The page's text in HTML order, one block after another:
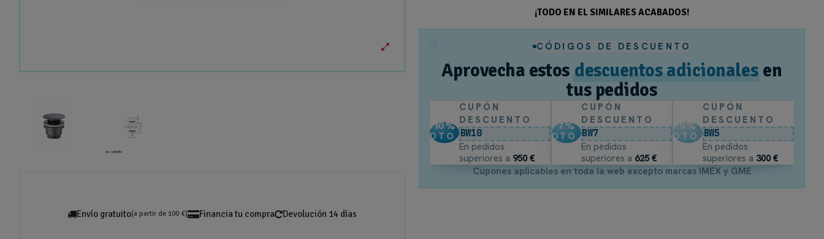
Envío gratuito(a partir de 100 €) Financia tu compra Devolución 14 días
¡TODO EN EL SIMILARES ACABADOS!
CÓDIGOS DE DESCUENTO
Aprovecha estos descuentos adicionales en
tus pedidos
10%
DTO.
CUPÓN
DESCUENTO
BW10
En pedidos
superiores a 950 €
7%
DTO.
CUPÓN
DESCUENTO
BW7
En pedidos
superiores a 625 €
5%
DTO.
CUPÓN
DESCUENTO
BW5
En pedidos
superiores a 300 €
Cupones aplicables en toda la web excepto marcas IMEX y GME